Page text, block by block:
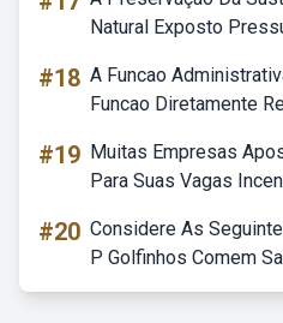
Natural Exposto
#18 A Funcao
Funcao Diretamente
#19 Muitas Empresas
Para Suas Vagas
#20 Considere As
P Golfinhos Comem